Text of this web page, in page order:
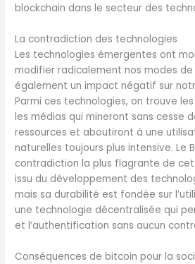
blockchain dans le secteur des
La contradiction des technologies
Les technologies émergentes ont
modifier radicalement nos modes de
également un impact négatif sur
Parmi ces technologies, on trouve
les médias qui mineront sans cesse
ressources et aboutiront à une
naturelles toujours plus intensive. Le
contradiction la plus flagrante de
issu du développement des
mais sa durabilité est fondée sur
une technologie décentralisée qui
et l’authentification sans aucun
Conséquences de bitcoin pour la